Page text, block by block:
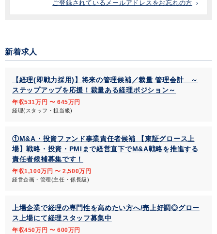
ご登録されているメールアドレスをお忘れの方
新着求人
【経理(即戦力採用)】将来の管理候補／裁量 管理会計 ～
ステップアップを応援！裁量ある経理ポジション～
年収531万円 〜 645万円
経理(スタッフ・担当級)
①M&A・投資ファンド事業責任者候補 【東証グロース上
場】戦略・投資・PMIまで経営直下でM&A戦略を推進する
責任者候補募集です！
年収1,100万円 〜 2,500万円
経営企画・管理(主任・係長級)
上場企業で経理の専門性を高めたい方へ/売上好調◎グロー
ス上場にて経理スタッフ募集中
年収450万円 〜 600万円